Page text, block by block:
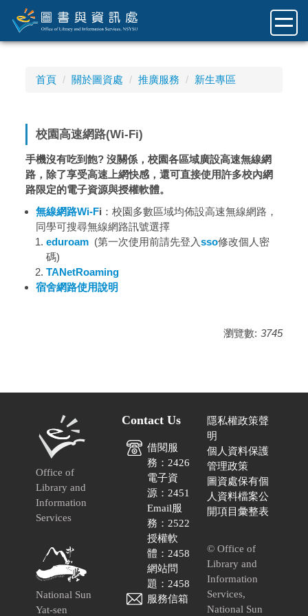
到
主
首頁 關於圖資處 推廣服務 新生專區
校園高速網路(Wi-Fi)
手機沒有吃到飽? 沒關係，校園各區域廣設高速無線網
路，除了享受高速上網快感，還可直接使用許多校內網
路限定的電子資源與授權軟體。
無線網路Wi-Fi ：校園多數區域均佈設高速無線網路，
同學可搜尋無線網路訊號選擇
eduroam (第一次使用前請先登入sso修改個人密
碼)
TANetRoaming
宿舍網路使用說明
瀏覽數: 3745
Office of
Library and
Information
Services
National Sun
Yat-sen
Contact Us
借閱服
務：2426
電子資
源：2451
Email服
務：2522
授權軟
體：2458
網站問
題：2458
服務信箱
隱私權政策聲
明
個人資料保護
管理政策
圖資處保有個
人資料檔案公
開項目彙整表
© Office of
Library and
Information
Services,
National Sun